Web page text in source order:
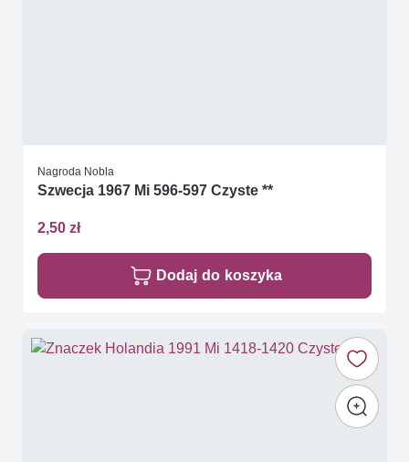
Nagroda Nobla
Szwecja 1967 Mi 596-597 Czyste **
2,50 zł
Dodaj do koszyka